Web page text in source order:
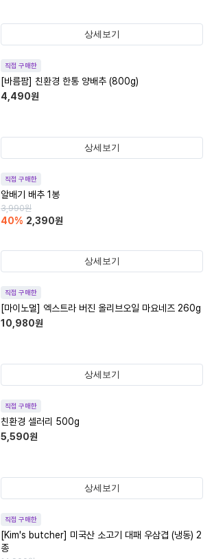
상세보기
직접 구매한
[바름팜] 친환경 한통 양배추 (800g)
4,490원
상세보기
직접 구매한
알배기 배추 1봉
3,990원
40% 2,390원
상세보기
직접 구매한
[마이노멀] 엑스트라 버진 올리브오일 마요네즈 260g
10,980원
상세보기
직접 구매한
친환경 셀러리 500g
5,590원
상세보기
직접 구매한
[Kim's butcher] 미국산 소고기 대패 우삼겹 (냉동) 2
종